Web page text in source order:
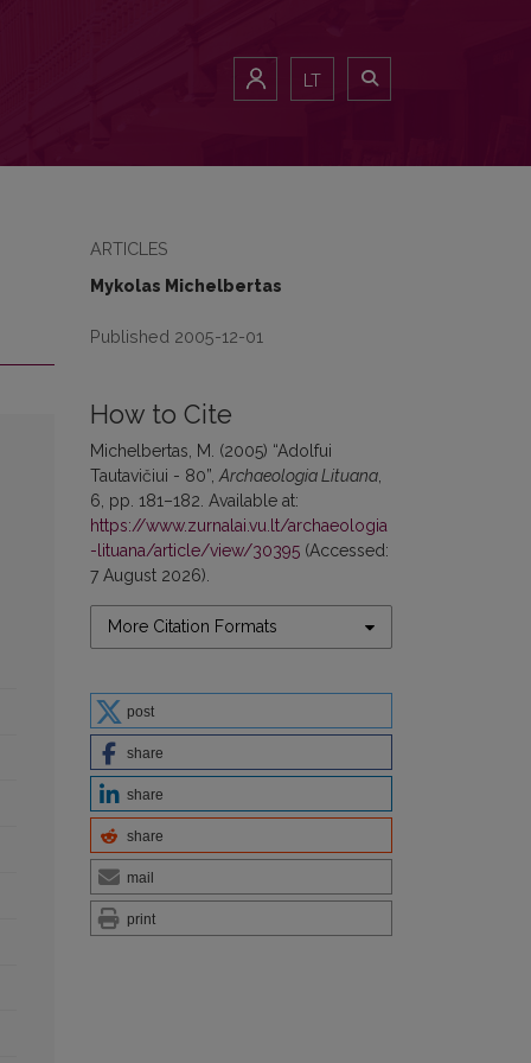
LT
ARTICLES
Mykolas Michelbertas
Published 2005-12-01
How to Cite
Michelbertas, M. (2005) “Adolfui
Tautavičiui - 80”, Archaeologia Lituana
6, pp. 181–182. Available at:
https://www.zurnalai.vu.lt/archaeologia
-lituana/article/view/30395 (Accessed:
7 August 2026).
More Citation Formats
post
share
share
share
mail
print